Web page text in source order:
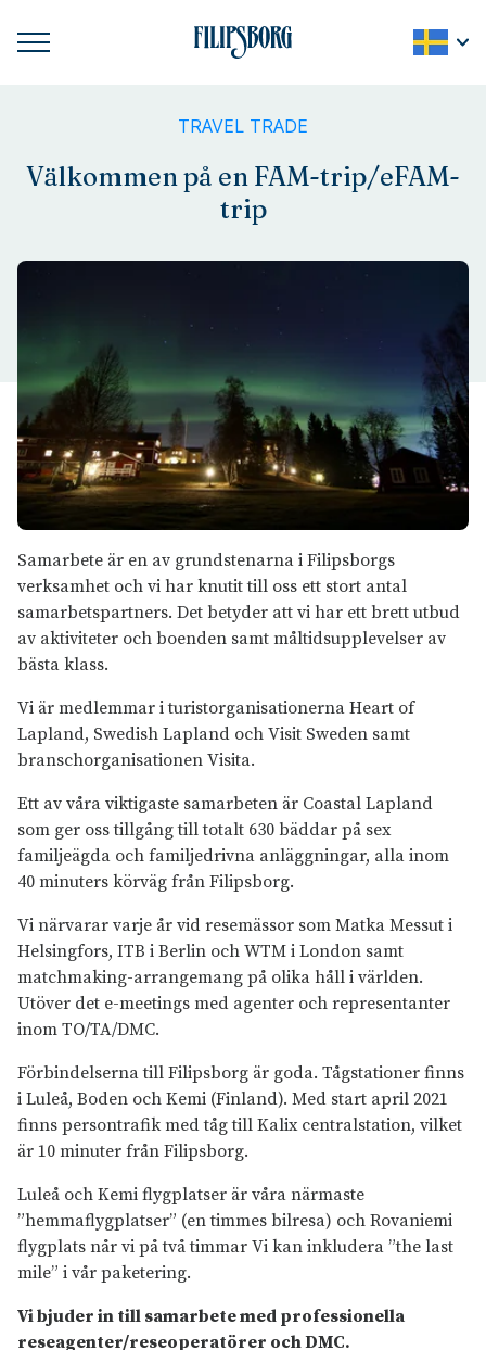
TRAVEL TRADE
Välkommen på en FAM-trip/eFAM-
trip
Samarbete är en av grundstenarna i Filipsborgs
verksamhet och vi har knutit till oss ett stort antal
samarbetspartners. Det betyder att vi har ett brett utbud
av aktiviteter och boenden samt måltidsupplevelser av
bästa klass.
Vi är medlemmar i turistorganisationerna Heart of
Lapland, Swedish Lapland och Visit Sweden samt
branschorganisationen Visita.
Ett av våra viktigaste samarbeten är Coastal Lapland
som ger oss tillgång till totalt 630 bäddar på sex
familjeägda och familjedrivna anläggningar, alla inom
40 minuters körväg från Filipsborg.
Vi närvarar varje år vid resemässor som Matka Messut i
Helsingfors, ITB i Berlin och WTM i London samt
matchmaking-arrangemang på olika håll i världen.
Utöver det e-meetings med agenter och representanter
inom TO/TA/DMC.
Förbindelserna till Filipsborg är goda. Tågstationer finns
i Luleå, Boden och Kemi (Finland). Med start april 2021
finns persontrafik med tåg till Kalix centralstation, vilket
är 10 minuter från Filipsborg.
Luleå och Kemi flygplatser är våra närmaste
”hemmaflygplatser” (en timmes bilresa) och Rovaniemi
flygplats når vi på två timmar Vi kan inkludera ”the last
mile” i vår paketering.
Vi bjuder in till samarbete med professionella
reseagenter/reseoperatörer och DMC.